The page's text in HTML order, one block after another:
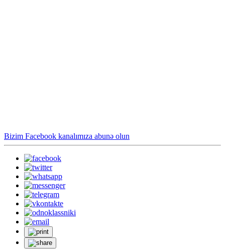
Bizim Facebook kanalımıza abunə olun